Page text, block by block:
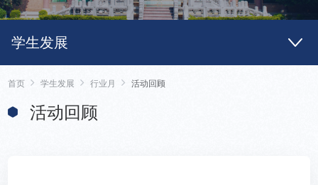
学生发展
首页 学生发展 行业月 活动回顾
活动回顾